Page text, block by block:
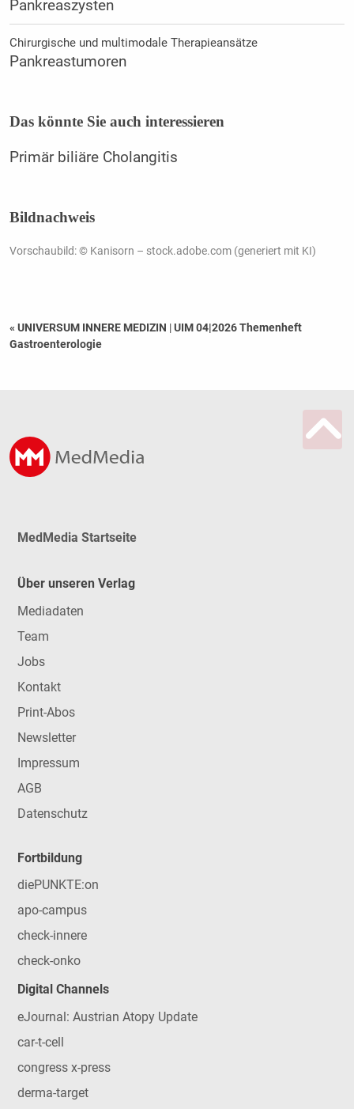
Pankreaszysten
Chirurgische und multimodale Therapieansätze
Pankreastumoren
Das könnte Sie auch interessieren
Primär biliäre Cholangitis
Bildnachweis
Vorschaubild: © Kanisorn – stock.adobe.com (generiert mit KI)
« UNIVERSUM INNERE MEDIZIN |UIM 04|2026 Themenheft
Gastroenterologie
MedMedia Startseite
Über unseren Verlag
Mediadaten
Team
Jobs
Kontakt
Print-Abos
Newsletter
Impressum
AGB
Datenschutz
Fortbildung
diePUNKTE:on
apo-campus
check-innere
check-onko
Digital Channels
eJournal: Austrian Atopy Update
car-t-cell
congress x-press
derma-target